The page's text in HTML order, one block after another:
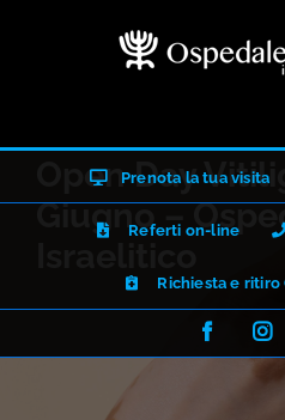
Prenota la tua visita
Referti on-line
Richiesta e
Open Day
Giugno –